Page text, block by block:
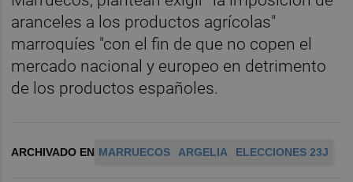
aranceles a los productos agrícolas"
marroquíes "con el fin de que no copen el
mercado nacional y europeo en detrimento
de los productos españoles.
ARCHIVADO EN MARRUECOS ARGELIA ELECCIONES 23J